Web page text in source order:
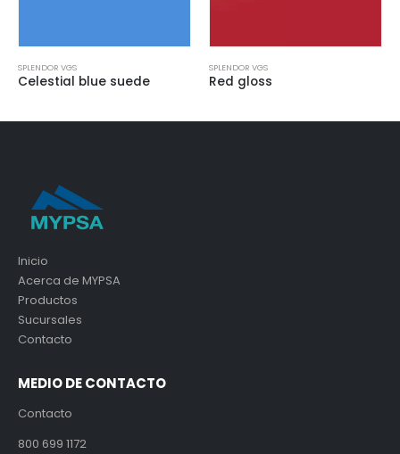
SPLENDOR VGS
Celestial blue suede
SPLENDOR VGS
Red gloss
Inicio
Acerca de MYPSA
Productos
Sucursales
Contacto
MEDIO DE CONTACTO
Contacto
800 699 1172